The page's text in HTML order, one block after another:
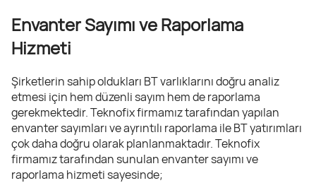
Envanter Sayımı ve Raporlama
Hizmeti
Şirketlerin sahip oldukları BT varlıklarını doğru analiz
etmesi için hem düzenli sayım hem de raporlama
gerekmektedir. Teknofix firmamız tarafından yapılan
envanter sayımları ve ayrıntılı raporlama ile BT yatırımları
çok daha doğru olarak planlanmaktadır. Teknofix
firmamız tarafından sunulan envanter sayımı ve
raporlama hizmeti sayesinde;